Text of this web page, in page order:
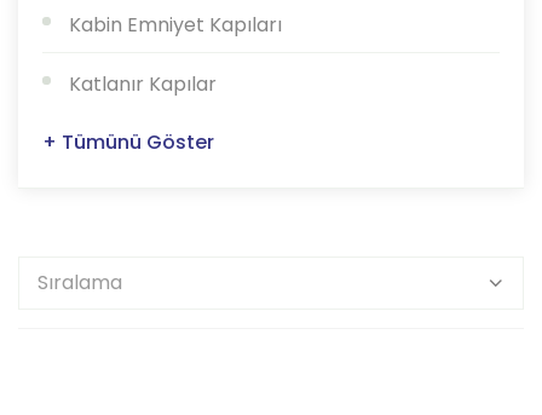
Kabin Emniyet Kapıları
Katlanır Kapılar
+ Tümünü Göster